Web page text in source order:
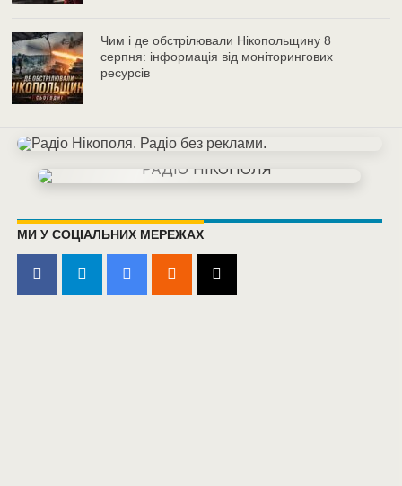
Чим і де обстрілювали Нікопольщину 8
серпня: інформація від моніторингових
ресурсів
МИ У СОЦІАЛЬНИХ МЕРЕЖАХ